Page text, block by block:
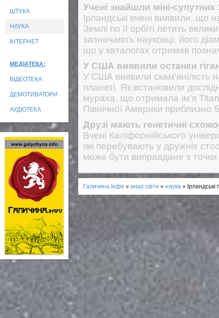
ШТУКА
НАУКА
ІНТЕРНЕТ
МЕДІАТЕКА:
ВІДЕОТЕКА
ДЕМОТИВАТОРИ
АУДІОТЕКА
Учені знайшли міні-супутник
Ірландські вчені виявили, що
Землі по її орбіті летить
зазначають науковці, його
що у каталогах отримав
У США виявили останки
У США виявили скам'янілість
планеті. Як встановили
мураха, що отримала ім'я
Північної Америки приблизно
Друзі мають генетичні
Вчені Каліфорнійського
які перебувають у дружніх
може бути виправдане з точки
Галичина.Інфо » инші світи » наука » Ірландські